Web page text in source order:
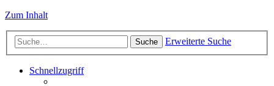
Zum Inhalt
Suche Erweiterte Suche
Schnellzugriff